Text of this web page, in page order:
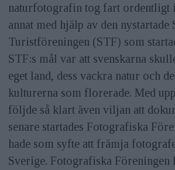
naturfotografin tog fart ordentligt
annat med hjälp av den nystartade
Turistföreningen (STF) som
STF:s mål var att svenskarna
eget land, dess vackra natur och
kulturerna som florerade. Med
följde så klart även viljan att
senare startades Fotografiska
hade som syfte att främja
Sverige. Fotografiska Föreningen